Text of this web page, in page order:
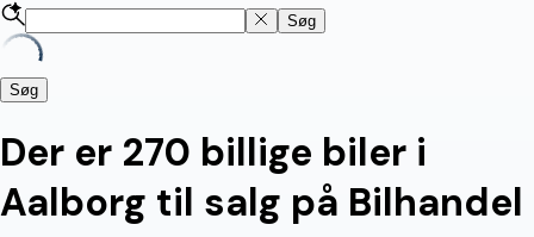
Søg
Søg
Der er 270 billige biler i
Aalborg til salg på Bilhandel